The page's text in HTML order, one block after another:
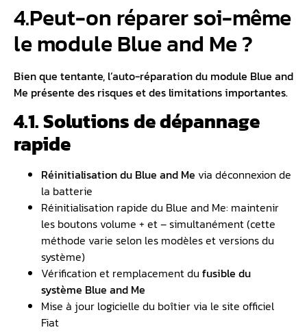
4.Peut-on réparer soi-même
le module Blue and Me ?
Bien que tentante, l’auto-réparation du module Blue and
Me présente des risques et des limitations importantes.
4.1. Solutions de dépannage
rapide
Réinitialisation du Blue and Me via déconnexion de
la batterie
Réinitialisation rapide du Blue and Me: maintenir
les boutons volume + et – simultanément (cette
méthode varie selon les modèles et versions du
système)
Vérification et remplacement du fusible du
système Blue and Me
Mise à jour logicielle du boîtier via le site officiel
Fiat